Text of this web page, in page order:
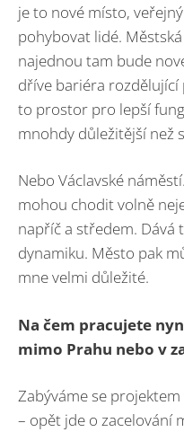
je to nové místo,
pohybovat lidé.
najednou tam bude
dříve bariéra rozdělující
to prostor pro lepší
mnohdy důležitější než
Nebo Václavské
mohou chodit volně
napříč a středem.
dynamiku. Město pak
mne velmi důležité.
Na čem pracujete
mimo Prahu nebo v
Zabýváme se
– opět jde o zacelování